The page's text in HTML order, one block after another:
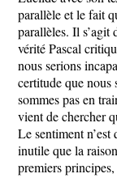
parallèle et le fait
parallèles. Il s’agit
vérité Pascal
nous serions
certitude que nous
sommes pas en
vient de chercher
Le sentiment
inutile que la
premiers